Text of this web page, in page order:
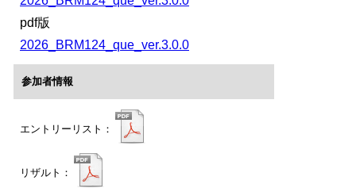
pdf版
2026_BRM124_que_ver.3.0.0
参加者情報
エントリーリスト：
リザルト：